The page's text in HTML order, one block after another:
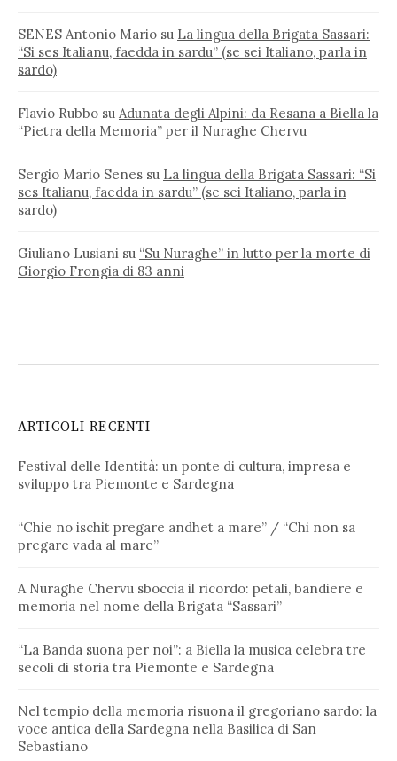
SENES Antonio Mario su La lingua della Brigata Sassari:
“Si ses Italianu, faedda in sardu” (se sei Italiano, parla in
sardo)
Flavio Rubbo su Adunata degli Alpini: da Resana a Biella la
“Pietra della Memoria” per il Nuraghe Chervu
Sergio Mario Senes su La lingua della Brigata Sassari: “Si
ses Italianu, faedda in sardu” (se sei Italiano, parla in
sardo)
Giuliano Lusiani su “Su Nuraghe” in lutto per la morte di
Giorgio Frongia di 83 anni
ARTICOLI RECENTI
Festival delle Identità: un ponte di cultura, impresa e
sviluppo tra Piemonte e Sardegna
“Chie no ischit pregare andhet a mare” / “Chi non sa
pregare vada al mare”
A Nuraghe Chervu sboccia il ricordo: petali, bandiere e
memoria nel nome della Brigata “Sassari”
“La Banda suona per noi”: a Biella la musica celebra tre
secoli di storia tra Piemonte e Sardegna
Nel tempio della memoria risuona il gregoriano sardo: la
voce antica della Sardegna nella Basilica di San
Sebastiano